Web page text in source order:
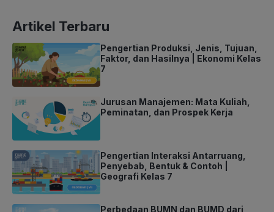
Artikel Terbaru
Pengertian Produksi, Jenis, Tujuan,
Faktor, dan Hasilnya | Ekonomi Kelas
7
Jurusan Manajemen: Mata Kuliah,
Peminatan, dan Prospek Kerja
Pengertian Interaksi Antarruang,
Penyebab, Bentuk & Contoh |
Geografi Kelas 7
Perbedaan BUMN dan BUMD dari